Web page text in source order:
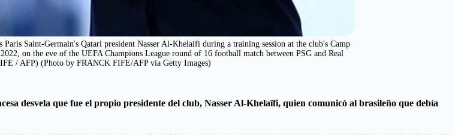
Saint-Germain's Qatari president Nasser Al-Khelaifi during a training session at the club's Camp
on the eve of the UEFA Champions League round of 16 football match between PSG and Real
/ AFP) (Photo by FRANCK FIFE/AFP via Getty Images)
desvela que fue el propio presidente del club, Nasser Al-Khelaïfi, quien comunicó al brasileño que debía